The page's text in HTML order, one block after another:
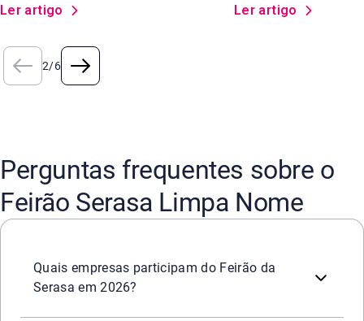
Ler artigo
Ler artigo
2/6
Perguntas frequentes sobre o
Feirão Serasa Limpa Nome
Quais empresas participam do Feirão da
Serasa em 2026?